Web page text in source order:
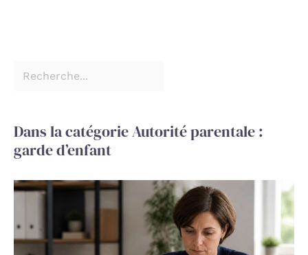
Dans la catégorie Autorité parentale :
garde d’enfant